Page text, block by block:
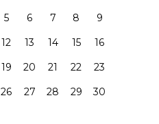
5 6 7 8
9
12 13 14 15
16
19 20 21 22
23
26 27 28 29
30